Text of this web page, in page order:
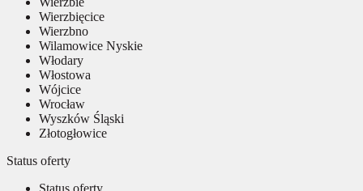
Wierzbięcice
Wierzbno
Wilamowice Nyskie
Włodary
Włostowa
Wójcice
Wrocław
Wyszków Śląski
Złotogłowice
Status oferty
Status oferty